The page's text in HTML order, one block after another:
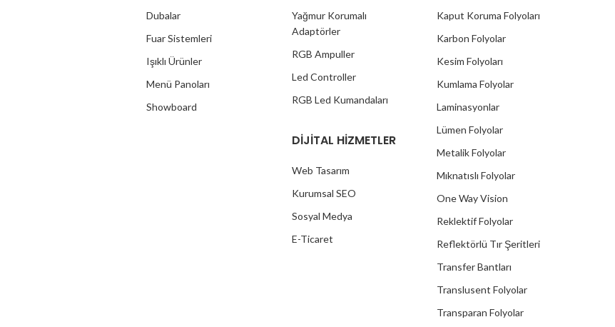
Dubalar
Fuar Sistemleri
Işıklı Ürünler
Menü Panoları
Showboard
Yağmur Korumalı
Adaptörler
RGB Ampuller
Led Controller
RGB Led Kumandaları
DİJİTAL HİZMETLER
Web Tasarım
Kurumsal SEO
Sosyal Medya
E-Ticaret
Kaput Koruma Folyoları
Karbon Folyolar
Kesim Folyoları
Kumlama Folyolar
Laminasyonlar
Lümen Folyolar
Metalik Folyolar
Mıknatıslı Folyolar
One Way Vision
Reklektif Folyolar
Reflektörlü Tır Şeritleri
Transfer Bantları
Translusent Folyolar
Transparan Folyolar